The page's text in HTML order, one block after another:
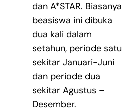
dan A*STAR. Biasanya
beasiswa ini dibuka
dua kali dalam
setahun, periode satu
sekitar Januari-Juni
dan periode dua
sekitar Agustus –
Desember.